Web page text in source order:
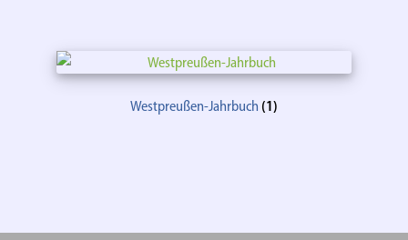
Westpreußen-Jahrbuch (1)